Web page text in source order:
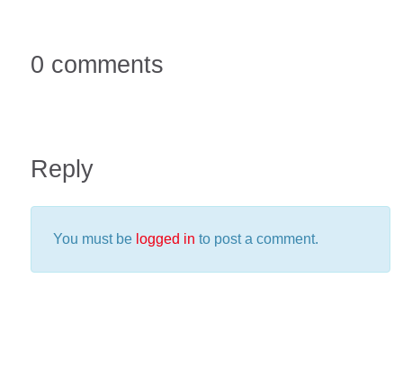
0 comments
Reply
You must be logged in to post a comment.